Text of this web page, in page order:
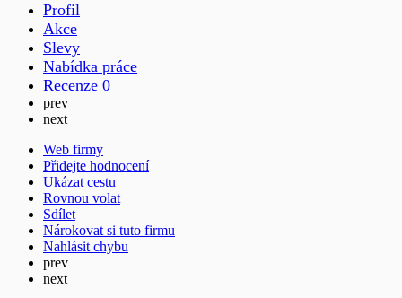
Profil
Akce
Slevy
Nabídka práce
Recenze 0
prev
next
Web firmy
Přidejte hodnocení
Ukázat cestu
Rovnou volat
Sdílet
Nárokovat si tuto firmu
Nahlásit chybu
prev
next